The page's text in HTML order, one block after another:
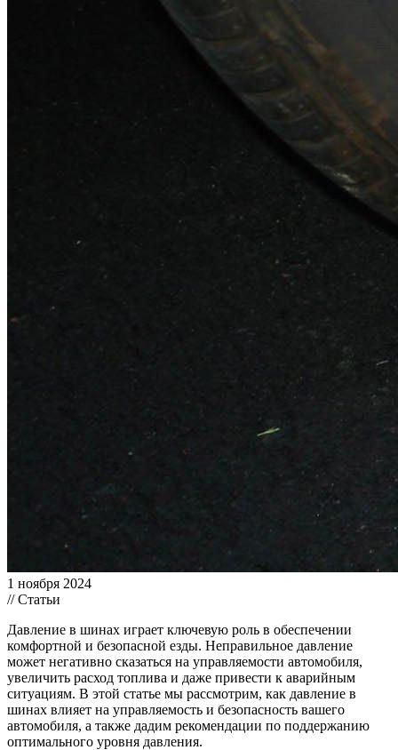
1 ноября 2024
// Статьи
Давление в шинах играет ключевую роль в обеспечении
комфортной и безопасной езды. Неправильное давление
может негативно сказаться на управляемости автомобиля,
увеличить расход топлива и даже привести к аварийным
ситуациям. В этой статье мы рассмотрим, как давление в
шинах влияет на управляемость и безопасность вашего
автомобиля, а также дадим рекомендации по поддержанию
оптимального уровня давления.